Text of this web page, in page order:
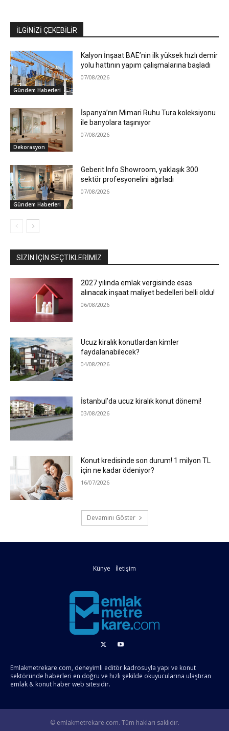
İLGİNİZİ ÇEKEBİLİR
Gündem Haberleri
Kalyon İnşaat BAE’nin ilk yüksek hızlı demir
yolu hattının yapım çalışmalarına başladı
07/08/2026
Dekorasyon
İspanya’nın Mimari Ruhu Tura koleksiyonu
ile banyolara taşınıyor
07/08/2026
Gündem Haberleri
Geberit Info Showroom, yaklaşık 300
sektör profesyonelini ağırladı
07/08/2026
SIZIN İÇIN SEÇTIKLERIMIZ
2027 yılında emlak vergisinde esas
alınacak inşaat maliyet bedelleri belli oldu!
06/08/2026
Ucuz kiralık konutlardan kimler
faydalanabilecek?
04/08/2026
İstanbul’da ucuz kiralık konut dönemi!
03/08/2026
Konut kredisinde son durum! 1 milyon TL
için ne kadar ödeniyor?
16/07/2026
Devamını Göster
Künye İletişim
Emlakmetrekare.com, deneyimli editör kadrosuyla yapı ve konut
sektöründe haberleri en doğru ve hızlı şekilde okuyucularına ulaştıran
emlak & konut haber web sitesidir.
© emlakmetrekare.com. Tüm hakları saklıdır.